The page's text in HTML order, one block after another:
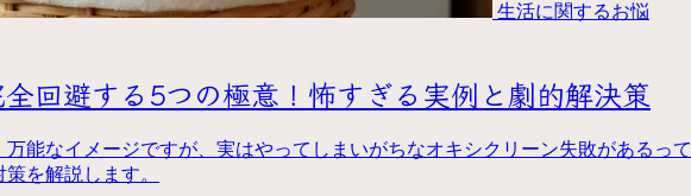
生活に関するお悩
回避する5つの極意！怖すぎる実例と劇的解決策
能なイメージですが、実はやってしまいがちなオキシクリーン失敗があるって
を解説します。